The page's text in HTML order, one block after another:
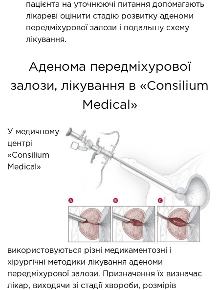
пацієнта на уточнюючі питання допомагають
лікареві оцінити стадію розвитку аденоми
передміхурової залози і подальшу схему
лікування.
Аденома передміхурової
залози, лікування в «Consilium
Medical»
У медичному
центрі
«Consilium
Medical»
використовуються різні медикаментозні і
хірургічні методики лікування аденоми
передміхурової залози. Призначення їх визначає
лікар, виходячи зі стадії хвороби, розмірів